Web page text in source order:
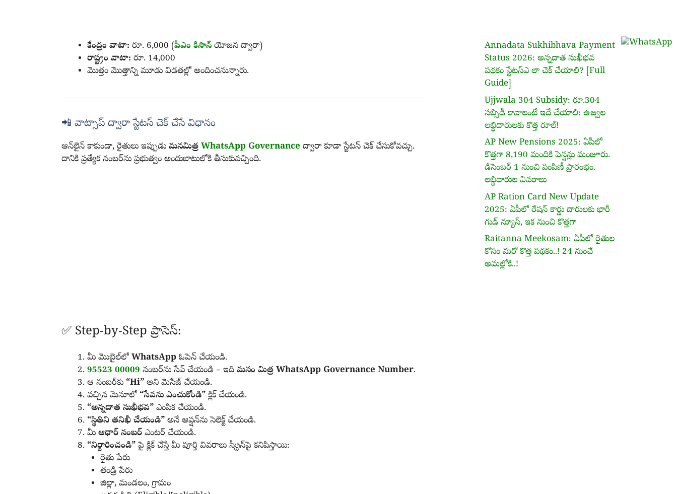
కేంద్రం వాటా: రూ. 6,000 (పీఎం కిసాన్ యోజన ద్వారా)
రాష్ట్రం వాటా: రూ. 14,000
మొత్తం మొత్తాన్ని మూడు విడతల్లో అందించనున్నారు.
📲 వాట్సాప్ ద్వారా స్టేటస్ చెక్ చేసే విధానం
ఆన్‌లైన్‌ కాకుండా, రైతులు ఇప్పుడు మనమిత్ర WhatsApp Governance ద్వారా కూడా స్టేటస్ చెక్ చేసుకోవచ్చు.
దానికి ప్రత్యేక నంబర్‌ను ప్రభుత్వం అందుబాటులోకి తీసుకువచ్చింది.
✅ Step-by-Step ప్రాసెస్:
మీ మొబైల్‌లో WhatsApp ఓపెన్ చేయండి.
95523 00009 నంబర్‌ను సేవ్ చేయండి – ఇది మనం మిత్ర WhatsApp Governance Number.
ఆ నంబర్‌కు “Hi” అని మెసేజ్ చేయండి.
వచ్చిన మెనూలో “సేవను ఎంచుకోండి” క్లిక్ చేయండి.
“అన్నదాత సుఖీభవ” ఎంపిక చేయండి.
“స్థితిని తనిఖీ చేయండి” అనే ఆప్షన్‌ను సెలెక్ట్ చేయండి.
మీ ఆధార్ నంబర్ ఎంటర్ చేయండి.
“నిర్దారించండి”పై క్లిక్ చేస్తే మీ పూర్తి వివరాలు స్క్రీన్‌పై కనిపిస్తాయి:
రైతు పేరు
తండ్రి పేరు
జిల్లా, మండలం, గ్రామం
Annadata Sukhibhava Payment
Status 2026: అన్నదాత సుఖీభవ
పథకం స్టేటస్ఎ లా చెక్ చేయాలి? [Full
Guide]
Ujjwala 304 Subsidy: రూ.304
సబ్సిడీ కావాలంటే ఇదే చేయాలి: ఉజ్వల
లబ్ధిదారులకు కొత్త రూల్!
AP New Pensions 2025: ఏపీలో
కొత్తగా 8,190 మందికి పెన్షన్లు మంజూరు.
డిసెంబర్ 1 నుంచి పంపిణీ ప్రారంభం.
లభ్ధిదారుల వివరాలు
AP Ration Card New Update
2025: ఏపీలో రేషన్ కార్డు దారులకు భారీ
గుడ్ న్యూస్, ఇక నుంచి కొత్తగా
Raitanna Meekosam: ఏపీలో రైతుల
కోసం మరో కొత్త పథకం..! 24 నుంచే
అమల్లోకి..!